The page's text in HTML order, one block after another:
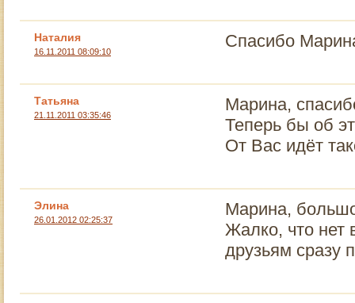
Наталия
16.11.2011 08:09:10
Спасибо
Татьяна
21.11.2011 03:35:46
Марина,
Теперь бы об
От Вас идёт
Элина
26.01.2012 02:25:37
Марина,
Жалко, что нет
друзьям сразу